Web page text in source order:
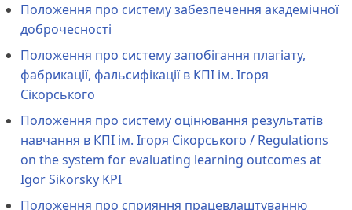
Положення про систему забезпечення академічної
доброчесності
Положення про систему запобігання плагіату,
фабрикації, фальсифікації в КПІ ім. Ігоря
Сікорського
Положення про систему оцінювання результатів
навчання в КПІ ім. Ігоря Сікорського / Regulations
on the system for evaluating learning outcomes at
Igor Sikorsky KPI
Положення про сприяння працевлаштуванню